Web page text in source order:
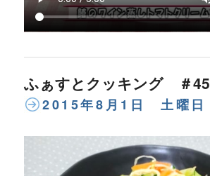
ふぁすとクッキング ＃45
2015年8月1日 土曜日